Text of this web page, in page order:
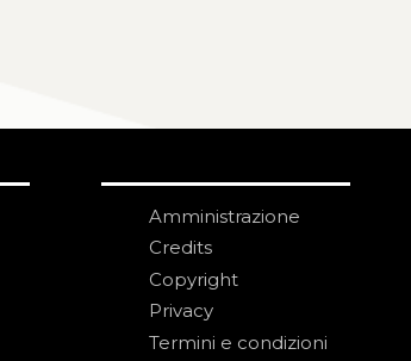
Amministrazione
Credits
Copyright
Privacy
Termini e condizioni